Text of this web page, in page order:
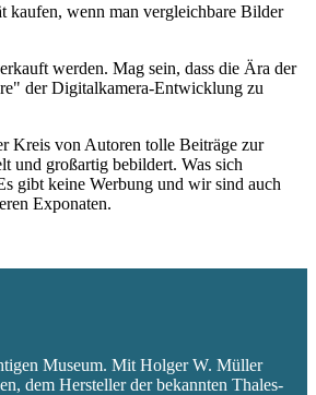
kaufen, wenn man vergleichbare Bilder
werden. Mag sein, dass die Ära der
der Digitalkamera-Entwicklung zu
Kreis von Autoren tolle Beiträge zur
und großartig bebildert. Was sich
gibt keine Werbung und wir sind auch
Exponaten.
Museum. Mit Holger W. Müller
dem Hersteller der bekannten Thales-